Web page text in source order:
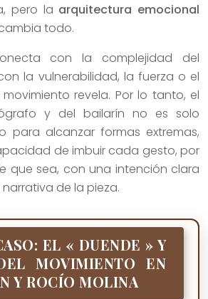
pero la arquitectura emocional
todo.
con la complejidad del
la vulnerabilidad, la fuerza o el
revela. Por lo tanto, el
y del bailarín no es solo
para alcanzar formas extremas,
de imbuir cada gesto, por
que sea, con una intención clara
de la pieza.
EL « DUENDE » Y
MOVIMIENTO EN
Y ROCÍO MOLINA